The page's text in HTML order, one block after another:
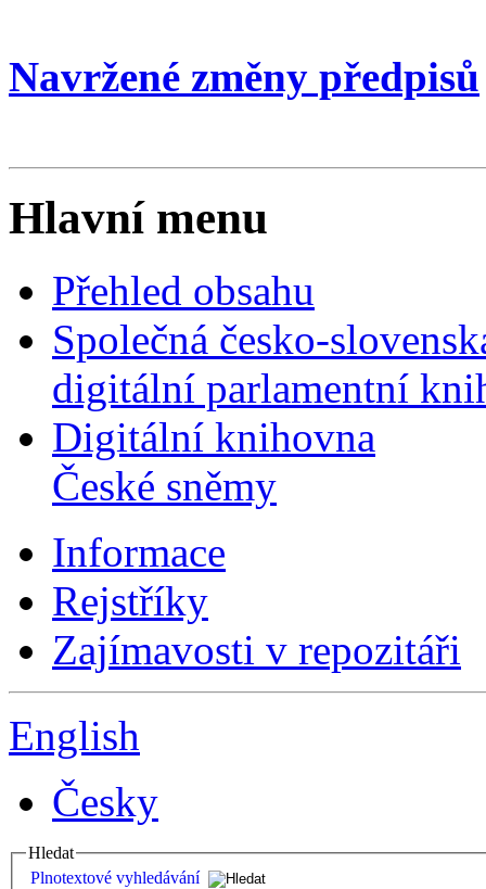
Navržené změny předpisů
Hlavní menu
Přehled obsahu
Společná česko-
digitální parlamentní
Digitální knihovna
České sněmy
Informace
Rejstříky
Zajímavosti v repozitáři
English
Česky
Hledat
Plnotextové vyhledávání